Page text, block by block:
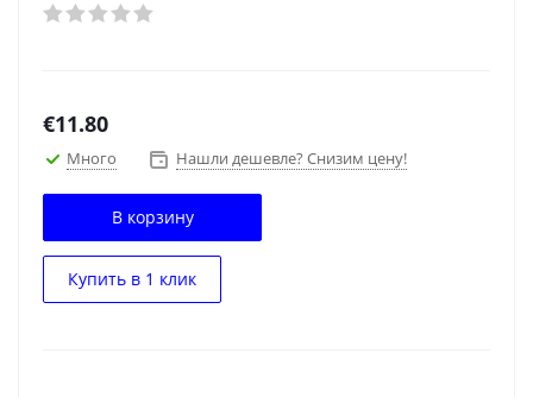
€11.80
Много Нашли дешевле? Снизим цену!
В корзину
Купить в 1 клик